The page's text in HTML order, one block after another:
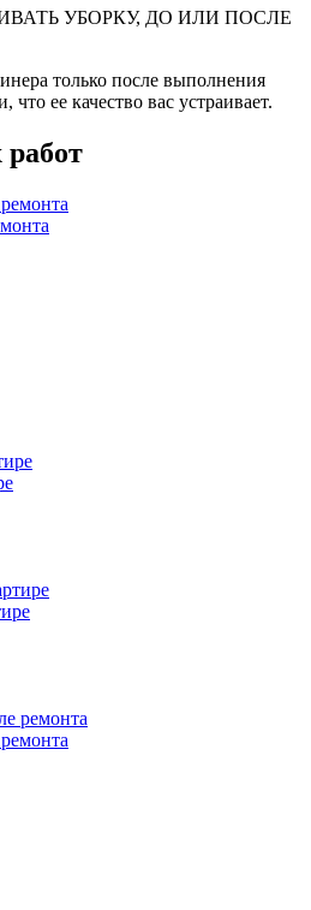
УБОРКУ, ДО ИЛИ ПОСЛЕ
только после выполнения
ее качество вас устраивает.